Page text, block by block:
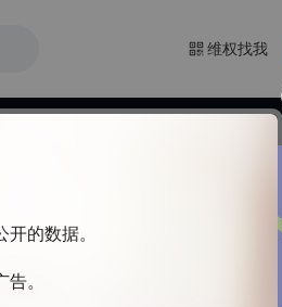
维权找我
的数据。
。